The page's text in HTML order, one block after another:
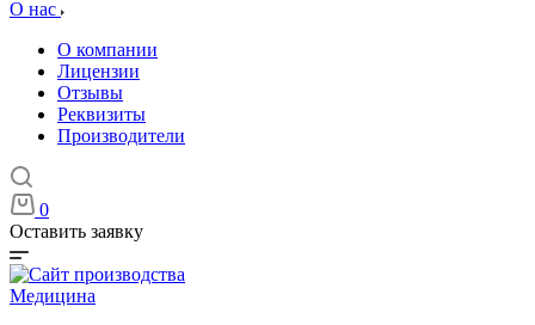
О нас
О компании
Лицензии
Отзывы
Реквизиты
Производители
0
Оставить заявку
Медицина